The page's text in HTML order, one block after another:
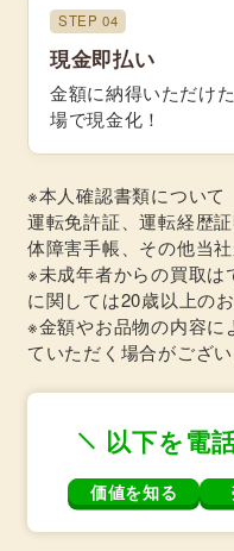
STEP 04
現金即払い
金額に納得いただけ
場で現金化！
※本人確認書類について
運転免許証、運転経歴
体障害手帳、その他当
※未成年者からの買取は
に関しては20歳以上の
※金額やお品物の内容に
ていただく場合がござい
以下を電
価値を知る